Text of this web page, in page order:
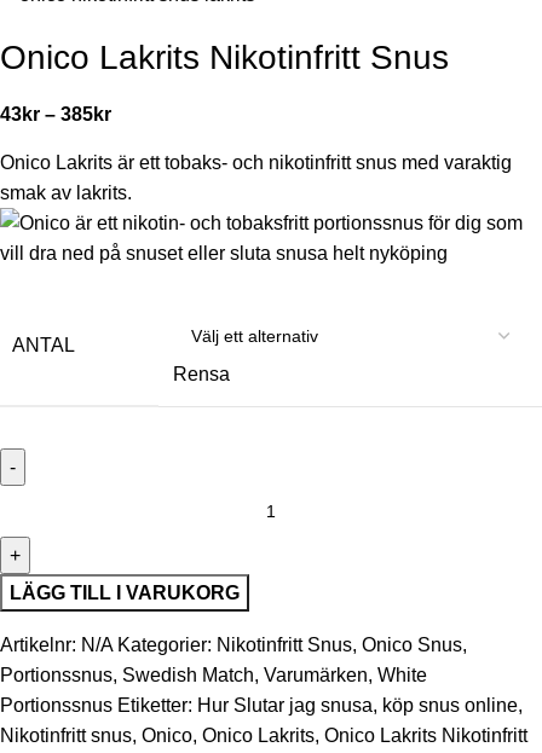
Onico Lakrits Nikotinfritt Snus
43kr – 385kr
Onico Lakrits är ett tobaks- och nikotinfritt snus med varaktig
smak av lakrits.
ANTAL
Rensa
LÄGG TILL I VARUKORG
Artikelnr: N/A Kategorier: Nikotinfritt Snus, Onico Snus,
Portionssnus, Swedish Match, Varumärken, White
Portionssnus Etiketter: Hur Slutar jag snusa, köp snus online,
Nikotinfritt snus, Onico, Onico Lakrits, Onico Lakrits Nikotinfritt